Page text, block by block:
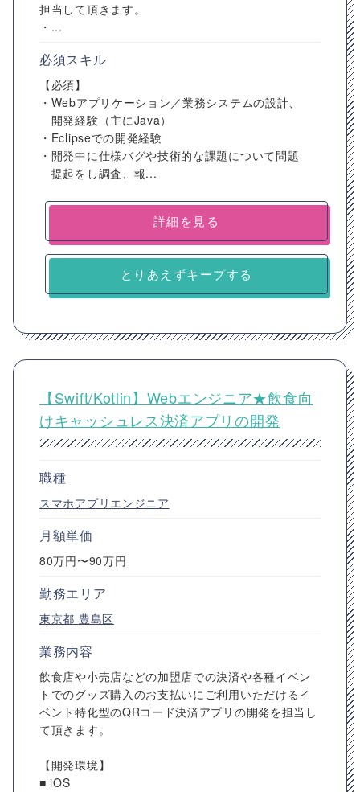
担当して頂きます。
・...
必須スキル
【必須】
・Webアプリケーション／業務システムの設計、
開発経験（主にJava）
・Eclipseでの開発経験
・開発中に仕様バグや技術的な課題について問題
提起をし調査、報...
詳細を見る
とりあえずキープする
【Swift/Kotlin】Webエンジニア★飲食向
けキャッシュレス決済アプリの開発
職種
スマホアプリエンジニア
月額単価
80万円〜90万円
勤務エリア
東京都 豊島区
業務内容
飲食店や小売店などの加盟店での決済や各種イベン
トでのグッズ購入のお支払いにご利用いただけるイ
ベント特化型のQRコード決済アプリの開発を担当し
て頂きます。
【開発環境】
■ iOS